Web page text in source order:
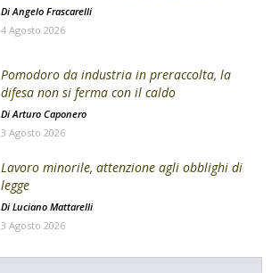
DiAngelo Frascarelli
4 Agosto 2026
Pomodoro da industria in preraccolta, la
difesa non si ferma con il caldo
Di Arturo Caponero
3 Agosto 2026
Lavoro minorile, attenzione agli obblighi di
legge
Di Luciano Mattarelli
3 Agosto 2026